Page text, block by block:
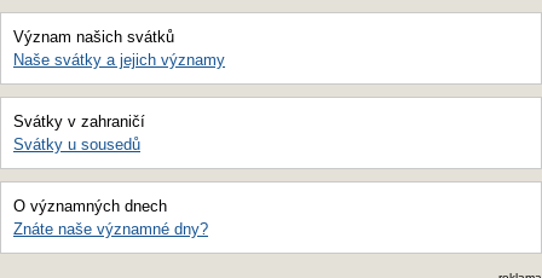
Význam našich svátků
Naše svátky a jejich významy
Svátky v zahraničí
Svátky u sousedů
O významných dnech
Znáte naše významné dny?